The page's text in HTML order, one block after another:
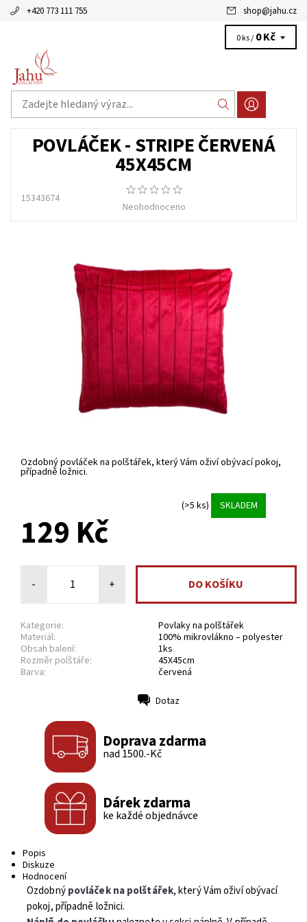
+420 773 111 755 shop@jahu.cz
0 ks / 0 Kč
POVLÁČEK - STRIPE ČERVENÁ
45X45CM
15343674
Neohodnoceno
Ozdobný povláček na polštářek, který Vám oživí obývací pokoj,
případně ložnici.
(>5 ks) SKLADEM
129 Kč
- +
Kategorie:
Povlaky na polštářek
Materiál:
100% mikrovlákno – polyester
Obsah balení:
1ks
Rozměr polštáře:
45X45cm
Barva:
červená
Dotaz
Doprava zdarma
nad 1500.-Kč
Dárek zdarma
ke každé objednávce
Popis
Diskuze
Hodnocení
Ozdobnýpovláček na polštářek, který Vám oživí obývací
pokoj, případně ložnici.